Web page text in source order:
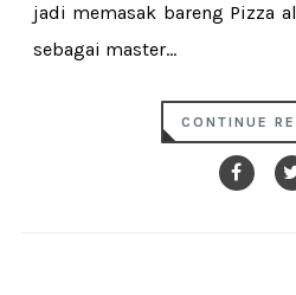
jadi memasak bareng Pizza
sebagai master...
CONTINUE